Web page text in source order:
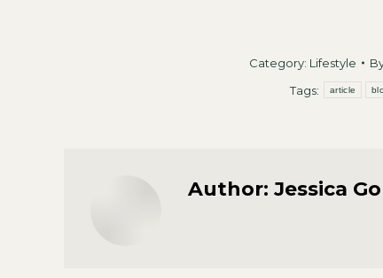
Category: Lifestyle
Tags:
article
Author: Jessica